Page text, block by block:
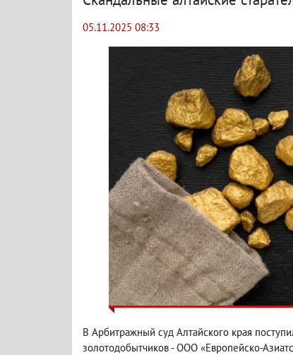
05.11.2025 08:33
В Арбитражный суд Алтайского края
золотодобытчиков - ООО «Европейско-